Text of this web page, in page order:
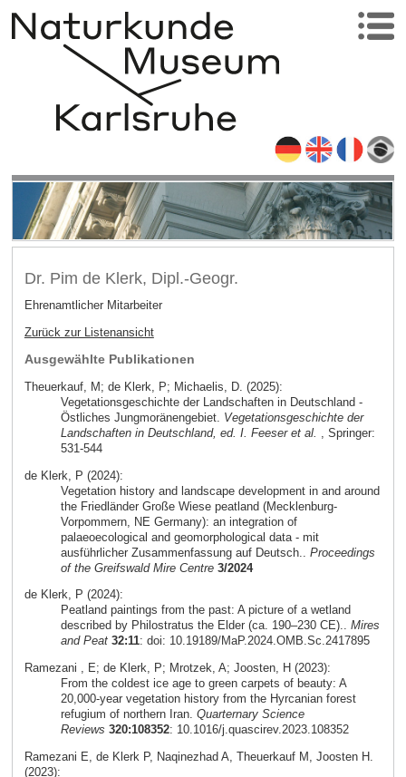
Dr. Pim de Klerk, Dipl.-Geogr.
Ehrenamtlicher Mitarbeiter
Zurück zur Listenansicht
Ausgewählte Publikationen
Theuerkauf, M; de Klerk, P; Michaelis, D. (2025):
Vegetationsgeschichte der Landschaften in Deutschland -
Östliches Jungmoränengebiet. Vegetationsgeschichte der
Landschaften in Deutschland, ed. I. Feeser et al.
, Springer:
531-544
de Klerk, P (2024):
Vegetation history and landscape development in and around
the Friedländer Große Wiese peatland (Mecklenburg-
Vorpommern, NE Germany): an integration of
palaeoecological and geomorphological data - mit
ausführlicher Zusammenfassung auf Deutsch.. Proceedings
of the Greifswald Mire Centre 3/2024
de Klerk, P (2024):
Peatland paintings from the past: A picture of a wetland
described by Philostratus the Elder (ca. 190–230 CE).. Mires
and Peat 32:11: doi: 10.19189/MaP.2024.OMB.Sc.2417895
Ramezani , E; de Klerk, P; Mrotzek, A; Joosten, H (2023):
From the coldest ice age to green carpets of beauty: A
20,000-year vegetation history from the Hyrcanian forest
refugium of northern Iran. Quarternary Science
Reviews 320:108352: 10.1016/j.quascirev.2023.108352
Ramezani E, de Klerk P, Naqinezhad A, Theuerkauf M, Joosten H.
(2023):